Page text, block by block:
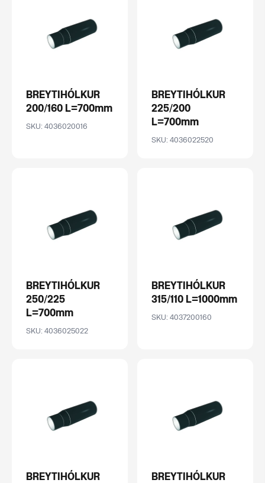
BREYTIHÓLKUR
200/160 L=700mm
SKU: 4036020016
BREYTIHÓLKUR
225/200
L=700mm
SKU: 4036022520
BREYTIHÓLKUR
250/225
L=700mm
SKU: 4036025022
BREYTIHÓLKUR
315/110 L=1000mm
SKU: 4037200160
BREYTIHÓLKUR
BREYTIHÓLKUR